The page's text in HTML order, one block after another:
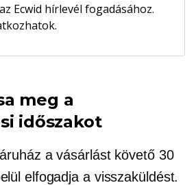
Ecwid hírlevél fogadásához.
meg a
időszakot
a vásárlást követő 30
elfogadja a visszaküldést.